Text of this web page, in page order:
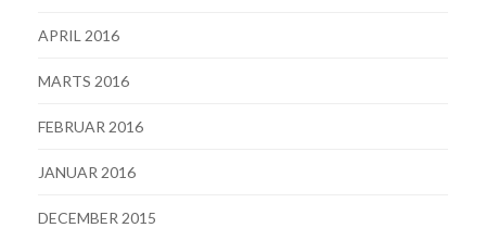
APRIL 2016
MARTS 2016
FEBRUAR 2016
JANUAR 2016
DECEMBER 2015